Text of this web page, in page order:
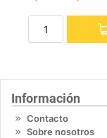
Información
Contacto
Sobre nosotros